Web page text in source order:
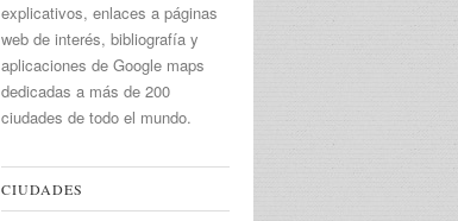
explicativos, enlaces a páginas
web de interés, bibliografía y
aplicaciones de Google maps
dedicadas a más de 200
ciudades de todo el mundo.
CIUDADES